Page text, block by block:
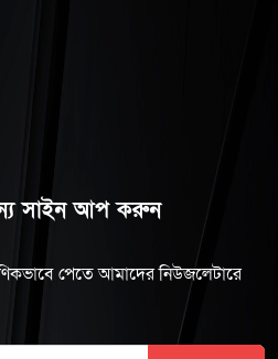
সাইন আপ করুন
পেতে আমাদের নিউজলেটারে